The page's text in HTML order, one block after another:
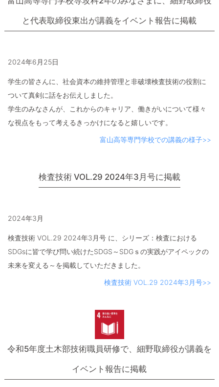
と代表取締役東出が講義をイベント報告に掲載
2024年6月25日
学生の皆さんに、社会資本の維持管理と非破壊検査技術の役割に
ついて真剣に話をお伝えしました。
学生のみなさんが、これからのキャリア、働きがいについて様々
な視点をもって考えるきっかけになると嬉しいです。
富山高等専門学校での講義の様子>>
検査技術 VOL.29 2024年3月号に掲載
2024年3月
検査技術 VOL.29 2024年3月号 に、シリーズ：検査における
SDGsに皆で学び問い続けたSDGS～SDGｓの実践がアイペックの
未来を変える～を掲載していただきました。
検査技術 VOL.29 2024年3月号>>
令和5年度土木部技術職員研修で、 細野取締役が講義を
イベント報告に掲載